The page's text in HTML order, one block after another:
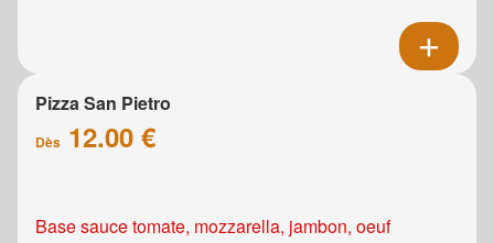
Pizza San Pietro
Dès 12.00 €
Base sauce tomate, mozzarella, jambon, oeuf